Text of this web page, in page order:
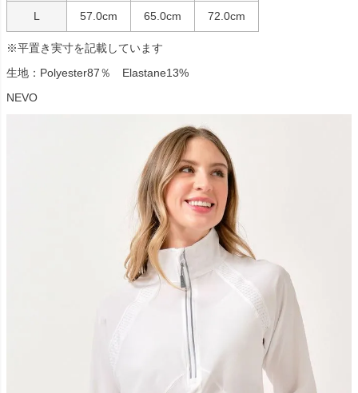
L 57.0cm 65.0cm 72.0cm
※平置き実寸を記載しています
生地：Polyester87％ Elastane13%
NEVO